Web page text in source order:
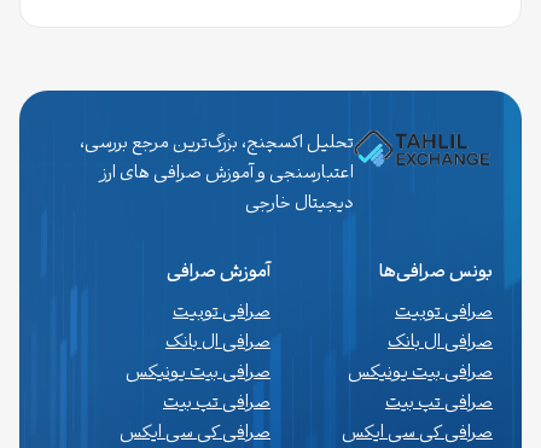
تحلیل اکسچنج، بزرگ‌ترین مرجع بررسی،
اعتبارسنجی و آموزش صرافی های ارز
دیجیتال خارجی
بونس صرافی‌ها
صرافی توبیت
صرافی ال بانک
صرافی بیت یونیکس
صرافی تپ بیت
صرافی کی سی ایکس
آموزش صرافی
صرافی توبیت
صرافی ال بانک
صرافی بیت یونیکس
صرافی تپ بیت
صرافی کی سی ایکس